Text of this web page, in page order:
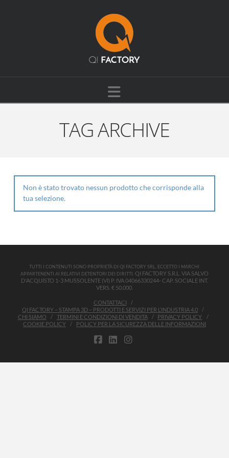
Navigation
TAG ARCHIVE
Non è stato trovato nessun prodotto che corrisponde alla
tua selezione.
TUTTI I CONTENUTI SONO PROPRIETÀ DI QI FACTORY SRL, ECCETTO I MARCHI
APPARTENENTI AI RELATIVI DETENTORI DEI DIRITTI. QI FACTORY S.R.L. VIA SALVO
D'ACQUISTO 1-3 MUSSOLENTE (VI) P. IVA 04066330244- CAP. SOCIALE INT.
VERS. € 50.000.
CONTATTACI
QI FACTORY – STAMPA 3D – PRODOTTI E SERVIZI PER L’INDUSTRIA 4.0
CHI SIAMO
TERMINI E CONDIZIONI DI VENDITA
PRIVACY POLICY
COOKIE POLICY
POLICY PER LA SICUREZZA DELLE INFORMAZIONI